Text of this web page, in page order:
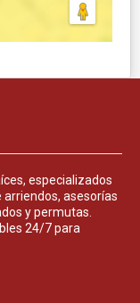
especializados
asesorías
y permutas.
24/7 para